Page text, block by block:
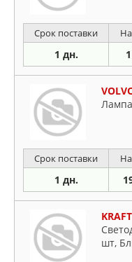
Срок поставки
1 дн.
Лампа
Срок поставки
1 дн.
шт,